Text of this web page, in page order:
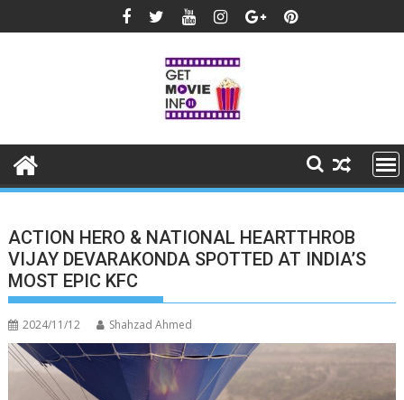
to
ACTION HERO & NATIONAL HEARTTHROB
VIJAY DEVARAKONDA SPOTTED AT INDIA’S
MOST EPIC KFC
2024/11/12 Shahzad Ahmed